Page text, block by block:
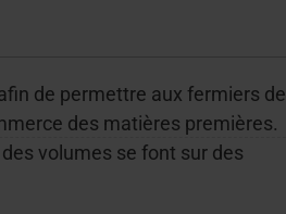
de permettre aux fermiers de
des matières premières.
volumes se font sur des